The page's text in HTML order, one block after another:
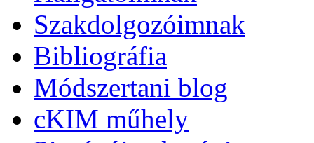
Szakdolgozóimnak
Bibliográfia
Módszertani blog
cKIM műhely